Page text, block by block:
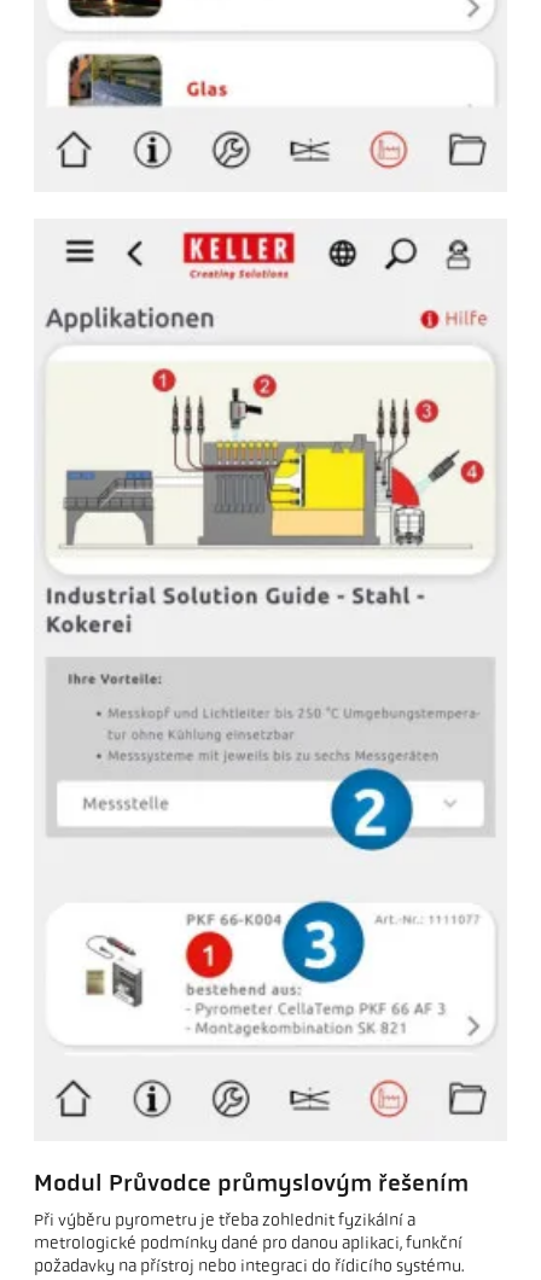
Modul Průvodce průmyslovým řešením
Při výběru pyrometru je třeba zohlednit fyzikální a
metrologické podmínky dané pro danou aplikaci, funkční
požadavky na přístroj nebo integraci do řídicího systému.